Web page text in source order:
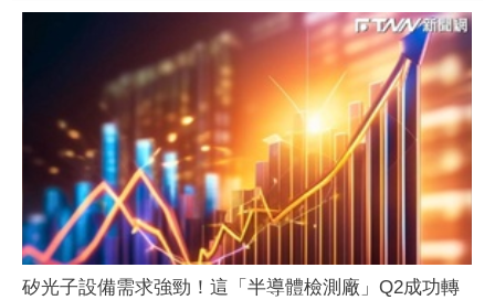
矽光子設備需求強勁！這「半導體檢測廠」Q2成功轉